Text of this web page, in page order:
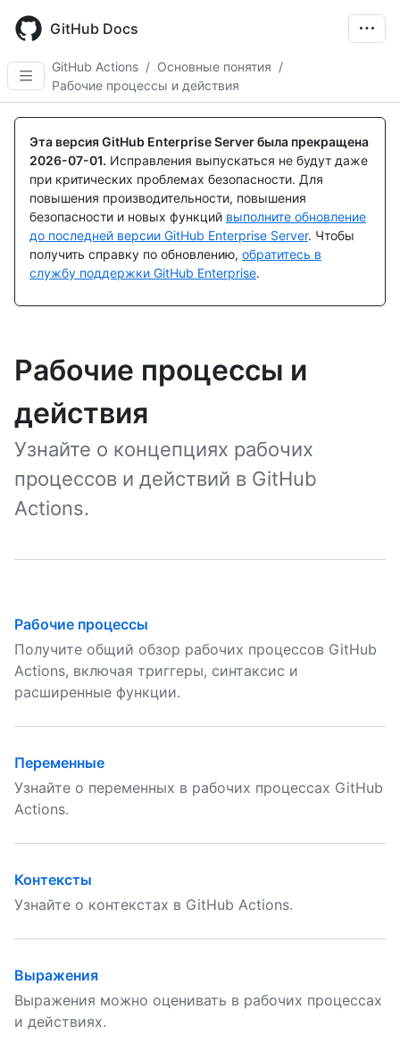
main
content
GitHub Docs
GitHub Actions / Основные понятия /
Рабочие процессы и действия
Эта версия GitHub Enterprise Server была прекращена
2026-07-01. Исправления выпускаться не будут даже
при критических проблемах безопасности. Для
повышения производительности, повышения
безопасности и новых функций выполните обновление
до последней версии GitHub Enterprise Server. Чтобы
получить справку по обновлению, обратитесь в
службу поддержки GitHub Enterprise.
Рабочие процессы и
действия
Узнайте о концепциях рабочих
процессов и действий в GitHub
Actions.
Рабочие процессы
Получите общий обзор рабочих процессов GitHub
Actions, включая триггеры, синтаксис и
расширенные функции.
Переменные
Узнайте о переменных в рабочих процессах GitHub
Actions.
Контексты
Узнайте о контекстах в GitHub Actions.
Выражения
Выражения можно оценивать в рабочих процессах
и действиях.